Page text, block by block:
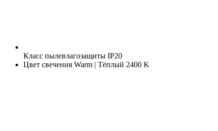
Класс пылевлагозащиты IP20
Цвет свечения Warm | Тёплый 2400 K